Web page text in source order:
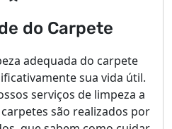
do Carpete
adequada do carpete
sua vida útil.
serviços de limpeza a
são realizados por